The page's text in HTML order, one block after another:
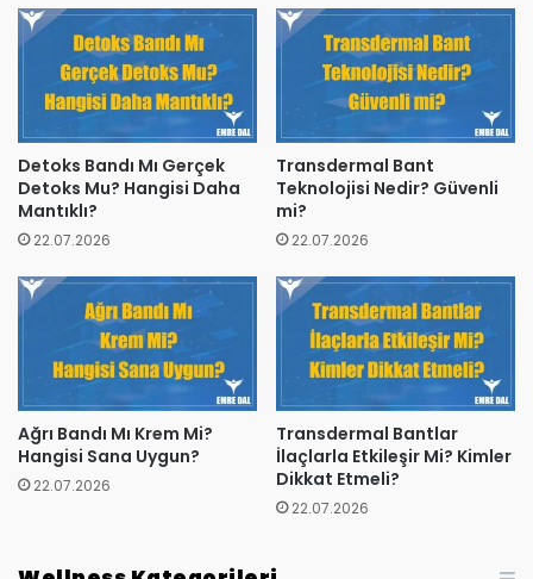
Detoks Bandı Mı Gerçek
Detoks Mu? Hangisi Daha
Mantıklı?
22.07.2026
Transdermal Bant
Teknolojisi Nedir? Güvenli
mi?
22.07.2026
Ağrı Bandı Mı Krem Mi?
Hangisi Sana Uygun?
22.07.2026
Transdermal Bantlar
İlaçlarla Etkileşir Mi? Kimler
Dikkat Etmeli?
22.07.2026